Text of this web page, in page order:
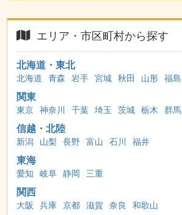
エリア・市区町村から探す
北海道・東北
北海道 青森 岩手 宮城 秋田 山形 福島
関東
東京 神奈川 千葉 埼玉 茨城 栃木 群馬
信越・北陸
新潟 山梨 長野 富山 石川 福井
東海
愛知 岐阜 静岡 三重
関西
大阪 兵庫 京都 滋賀 奈良 和歌山